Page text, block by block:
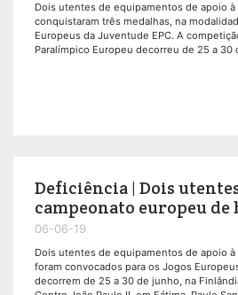
Dois utentes de equipamentos de apoio à
conquistaram três medalhas, na
Europeus da Juventude EPC. A
Paralímpico Europeu decorreu de 25 a 30
Deficiência | Dois
campeonato europeu de
06-06-19
Dois utentes de equipamentos de apoio à
foram convocados para os Jogos
decorrem de 25 a 30 de junho, na